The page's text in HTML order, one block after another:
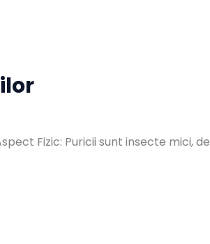
Fizic: Puricii sunt insecte mici, de